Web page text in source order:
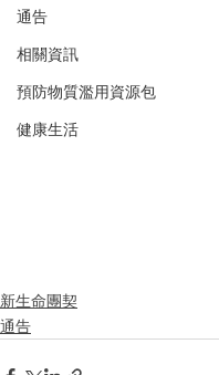
通告
相關資訊
預防物質濫用資源包
健康生活
新生命團契
通告